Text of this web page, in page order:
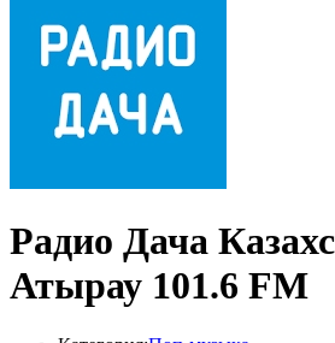
Радио Дача
Атырау 101.6 FM